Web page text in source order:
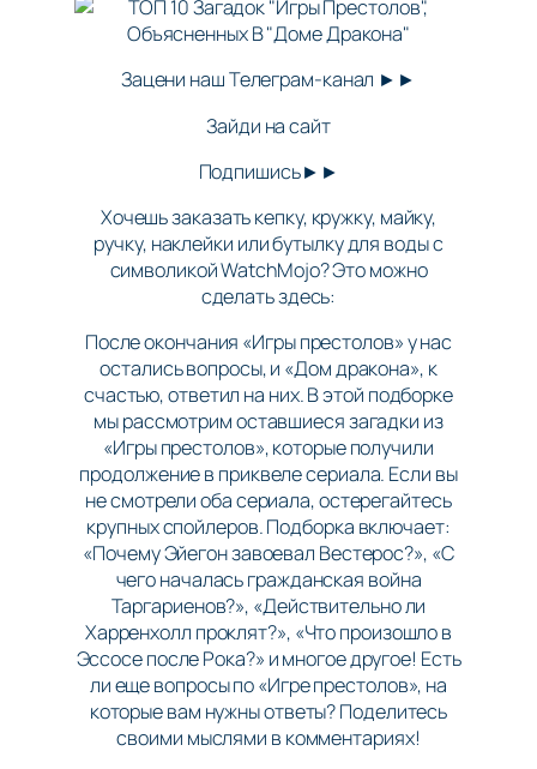
Зацени наш Телеграм-канал ►►
Зайди на сайт
Подпишись►►
Хочешь заказать кепку, кружку, майку,
ручку, наклейки или бутылку для воды с
символикой WatchMojo? Это можно
сделать здесь:
После окончания «Игры престолов» у нас
остались вопросы, и «Дом дракона», к
счастью, ответил на них. В этой подборке
мы рассмотрим оставшиеся загадки из
«Игры престолов», которые получили
продолжение в приквеле сериала. Если вы
не смотрели оба сериала, остерегайтесь
крупных спойлеров. Подборка включает:
«Почему Эйегон завоевал Вестерос?», «С
чего началась гражданская война
Таргариенов?», «Действительно ли
Харренхолл проклят?», «Что произошло в
Эссосе после Рока?» и многое другое! Есть
ли еще вопросы по «Игре престолов», на
которые вам нужны ответы? Поделитесь
своими мыслями в комментариях!